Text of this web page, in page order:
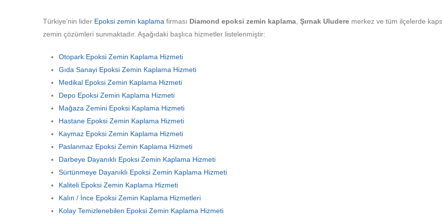
Türkiye’nin lider Epoksi zemin kaplama firması Diamond epoksi zemin kaplama Şırnak Uludere merkez ve tüm ilçelerde
zemin çözümleri sunmaktadır. Aşağıdaki başlıca hizmetler listelenmiştir:
Otopark Epoksi Zemin Kaplama Hizmeti
Gıda Sanayi Epoksi Zemin Kaplama Hizmeti
Medikal Epoksi Zemin Kaplama Hizmeti
Depo Epoksi Zemin Kaplama Hizmeti
Mağaza Zemini Epoksi Kaplama Hizmeti
Hastane Epoksi Zemin Kaplama Hizmeti
Kaymaz Epoksi Zemin Kaplama Hizmeti
Paslanmaz Epoksi Zemin Kaplama Hizmeti
Darbeye Dayanıklı Epoksi Zemin Kaplama Hizmeti
Sürtünmeye Dayanıklı Epoksi Zemin Kaplama Hizmeti
Kaliteli Epoksi Zemin Kaplama Hizmeti
Kalın / İnce Epoksi Zemin Kaplama Hizmetleri
Kolay Temizlenebilen Epoksi Zemin Kaplama Hizmeti